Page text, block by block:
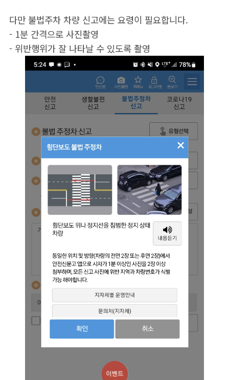
다만 불법주차 차량 신고에는 요령이 필요합니다.
- 1분 간격으로 사진촬영
- 위반행위가 잘 나타날 수 있도록 촬영